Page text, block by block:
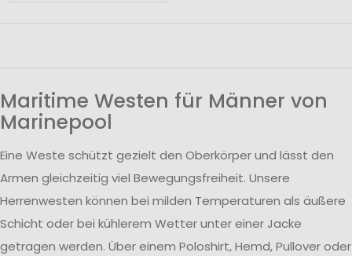
Maritime Westen für Männer von
Marinepool
Eine Weste schützt gezielt den Oberkörper und lässt den
Armen gleichzeitig viel Bewegungsfreiheit. Unsere
Herrenwesten können bei milden Temperaturen als äußere
Schicht oder bei kühlerem Wetter unter einer Jacke
getragen werden. Über einem Poloshirt, Hemd, Pullover oder